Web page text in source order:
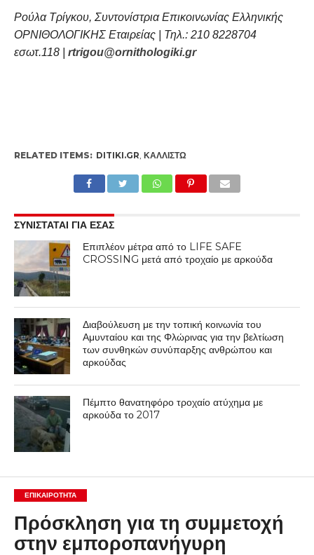
Ρούλα Τρίγκου, Συντονίστρια Επικοινωνίας Ελληνικής
ΟΡΝΙΘΟΛΟΓΙΚΗΣ Εταιρείας | Τηλ.: 210 8228704
εσωτ.118 | rtrigou@ornithologiki.gr
RELATED ITEMS: DITIKI.GR ΚΑΛΛΙΣΤΏ
ΣΥΝΙΣΤΑΤΑΙ ΓΙΑ ΕΣΑΣ
Επιπλέον μέτρα από το LIFE SAFE
CROSSING μετά από τροχαίο με αρκούδα
Διαβούλευση με την τοπική κοινωνία του
Αμυνταίου και της Φλώρινας για την βελτίωση
των συνθηκών συνύπαρξης ανθρώπου και
αρκούδας
Πέμπτο θανατηφόρο τροχαίο ατύχημα με
αρκούδα το 2017
ΕΠΙΚΑΙΡΟΤΗΤΑ
Πρόσκληση για τη συμμετοχή
στην εμποροπανήγυρη